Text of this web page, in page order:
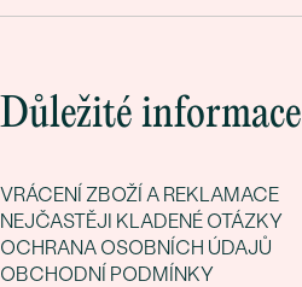
Důležité informace
VRÁCENÍ ZBOŽÍ A REKLAMACE
NEJČASTĚJI KLADENÉ OTÁZKY
OCHRANA OSOBNÍCH ÚDAJŮ
OBCHODNÍ PODMÍNKY